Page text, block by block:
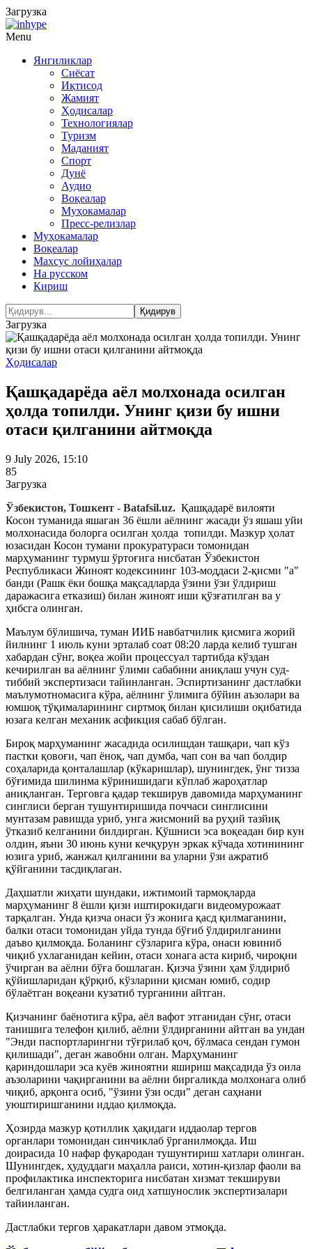
Загрузка
Menu
Янгиликлар
Сиёсат
Иқтисод
Жамият
Ҳодисалар
Технологиялар
Туризм
Маданият
Спорт
Дунё
Аудио
Воқеалар
Муҳокамалар
Пресс-релизлар
Муҳокамалар
Воқеалар
Махсус лойиҳалар
На русском
Кириш
Загрузка
Ҳодисалар
Қашқадарёда аёл молхонада осилган
ҳолда топилди. Унинг қизи бу ишни
отаси қилганини айтмоқда
9 July 2026, 15:10
85
Загрузка
Ўзбекистон, Тошкент - Batafsil.uz. Қашқадарё вилояти
Косон туманида яшаган 36 ёшли аёлнинг жасади ўз яшаш уйи
молхонасида болорга осилган ҳолда топилди. Мазкур ҳолат
юзасидан Косон тумани прокуратураси томонидан
марҳуманинг турмуш ўртоғига нисбатан Ўзбекистон
Республикаси Жиноят кодексининг 103-моддаси 2-қисми "а"
банди (Рашк ёки бошқа мақсадларда ўзини ўзи ўлдириш
даражасига етказиш) билан жиноят иши қўзғатилган ва у
ҳибсга олинган.
Маълум бўлишича, туман ИИБ навбатчилик қисмига жорий
йилнинг 1 июль куни эрталаб соат 08:20 ларда келиб тушган
хабардан сўнг, воқеа жойи процессуал тартибда кўздан
кечирилган ва аёлнинг ўлими сабабини аниқлаш учун суд-
тиббий экспертизаси тайинланган. Эспиртизанинг дастлабки
маълумотномасига кўра, аёлнинг ўлимига бўйин аъзолари ва
юмшоқ тўқималарининг сиртмоқ билан қисилиши оқибатида
юзага келган механик асфикция сабаб бўлган.
Бироқ марҳуманинг жасадида осилишдан ташқари, чап кўз
пастки қовоғи, чап ёноқ, чап думба, чап сон ва чап болдир
соҳаларида қонталашлар (кўкаришлар), шунингдек, ўнг тизза
бўғимида шилинма кўринишидаги кўплаб жароҳатлар
аниқланган. Терговга қадар текширув давомида марҳуманинг
синглиси берган тушунтиришида поччаси синглисини
мунтазам равишда уриб, унга жисмоний ва руҳий тазйиқ
ўтказиб келганини билдирган. Қўшниси эса воқеадан бир кун
олдин, яъни 30 июнь куни кечқурун эркак кўчада хотинининг
юзига уриб, жанжал қилганини ва уларни ўзи ажратиб
қўйганини тасдиқлаган.
Даҳшатли жиҳати шундаки, ижтимоий тармоқларда
марҳуманинг 8 ёшли қизи иштирокидаги видеомурожаат
тарқалган. Унда қизча онаси ўз жонига қасд қилмаганини,
балки отаси томонидан уйда тунда бўғиб ўлдирилганини
даъво қилмоқда. Боланинг сўзларига кўра, онаси ювиниб
чиқиб ухлаганидан кейин, отаси хонага аста кириб, чироқни
ўчирган ва аёлни бўға бошлаган. Қизча ўзини ҳам ўлдириб
қўйишларидан қўрқиб, кўзларини қисман юмиб, содир
бўлаётган воқеани кузатиб турганини айтган.
Қизчанинг баёнотига кўра, аёл вафот этганидан сўнг, отаси
танишига телефон қилиб, аёлни ўлдирганини айтган ва ундан
"Энди паспортларингни тўғрилаб қоч, бўлмаса сендан гумон
қилишади", деган жавобни олган. Марҳуманинг
қариндошлари эса куёв жиноятни яшириш мақсадида ўз оила
аъзоларини чақирганини ва аёлни биргаликда молхонага олиб
чиқиб, арқонга осиб, "ўзини ўзи осди" деган саҳнани
уюштиришганини иддао қилмоқда.
Ҳозирда мазкур қотиллик ҳақидаги иддаолар тергов
органлари томонидан синчиклаб ўрганилмоқда. Иш
доирасида 10 нафар фуқародан тушунтириш хатлари олинган.
Шунингдек, ҳудуддаги маҳалла раиси, хотин-қизлар фаоли ва
профилактика инспекторига нисбатан хизмат текшируви
белгиланган ҳамда судга оид хатшунослик экспертизалари
тайинланган.
Дастлабки тергов ҳаракатлари давом этмоқда.